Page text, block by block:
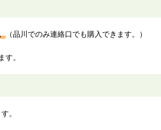
（品川でのみ連絡口でも購入できます。）
。
。